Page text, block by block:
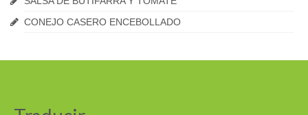
CONEJO CASERO ENCEBOLLADO